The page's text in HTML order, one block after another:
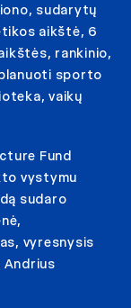
sudarytų
aikštė, 6
rankinio,
sporto
vaikų
Fund
vystymu
sudaro
vyresnysis